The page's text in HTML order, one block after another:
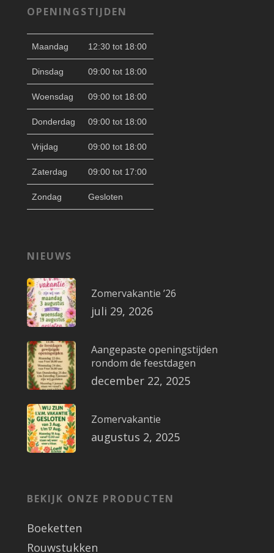
OPENINGSTIJDEN
Maandag 12:30 tot 18:00
Dinsdag 09:00 tot 18:00
Woensdag 09:00 tot 18:00
Donderdag 09:00 tot 18:00
Vrijdag 09:00 tot 18:00
Zaterdag 09:00 tot 17:00
Zondag Gesloten
NIEUWS
Zomervakantie ’26
juli 29, 2026
Aangepaste openingstijden
rondom de feestdagen
december 22, 2025
Zomervakantie
augustus 2, 2025
BEKIJK ONZE PRODUCTEN
Boeketten
Rouwstukken